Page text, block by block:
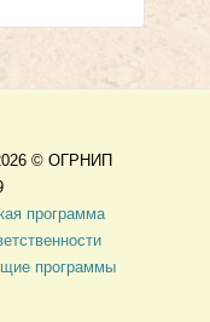
© ОГРНИП
программа
программы